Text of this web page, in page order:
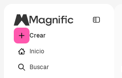
Crear
Inicio
Buscar